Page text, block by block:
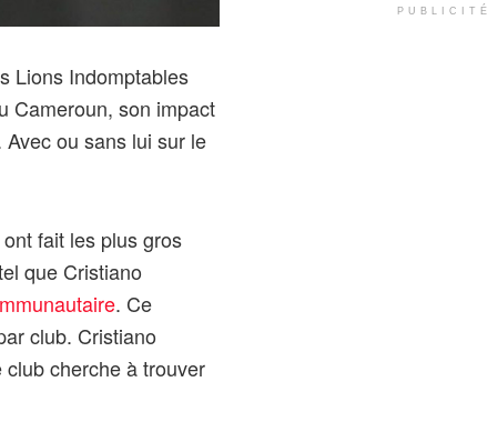
Lions Indomptables
Cameroun, son impact
ou sans lui sur le
fait les plus gros
que Cristiano
. Ce
club. Cristiano
club cherche à trouver
PUBLICITÉ